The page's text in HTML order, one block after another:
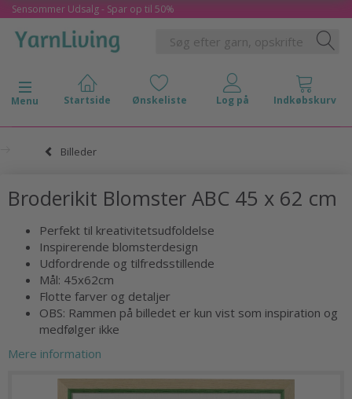
Sensommer Udsalg - Spar op til 50%
Skifte navigation
Menu
Billeder
Broderikit Blomster ABC 45 x 62 cm
Perfekt til kreativitetsudfoldelse
Inspirerende blomsterdesign
Udfordrende og tilfredsstillende
Mål: 45x62cm
Flotte farver og detaljer
OBS: Rammen på billedet er kun vist som inspiration og
medfølger ikke
Mere information